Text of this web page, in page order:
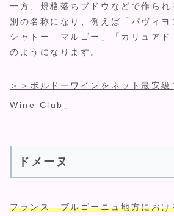
一方、規格落ちブドウなどで作られ
別の名称になり、例えば「パヴィ
シャトー マルゴー」「カリュアド
のようになります。
＞＞ボルドーワインをネット最安
Wine Club」
ドメーヌ
フランス ブルゴーニュ地方におけ